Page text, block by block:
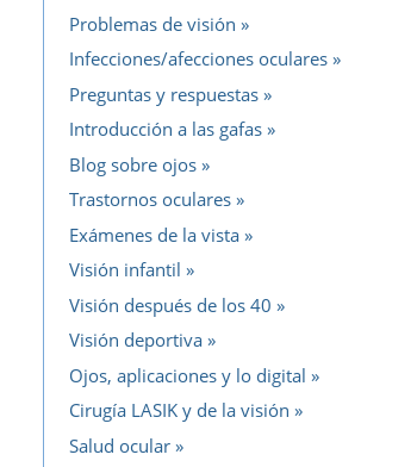
Problemas de visión
Infecciones/afecciones oculares
Preguntas y respuestas
Introducción a las gafas
Blog sobre ojos
Trastornos oculares
Exámenes de la vista
Visión infantil
Visión después de los 40
Visión deportiva
Ojos, aplicaciones y lo digital
Cirugía LASIK y de la visión
Salud ocular